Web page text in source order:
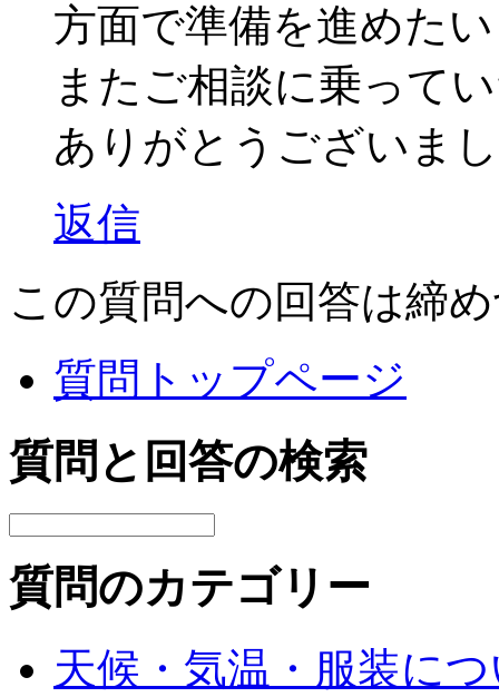
方面で準備を進めた
またご相談に乗って
ありがとうございま
返信
この質問への回答は締
質問トップページ
質問と回答の検索
質問のカテゴリー
天候・気温・服装に